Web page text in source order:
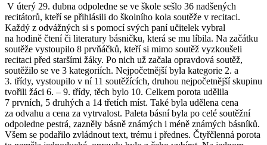
V úterý 29. dubna odpoledne se ve škole sešlo 36 nadšených
recitátorů, kteří se přihlásili do školního kola soutěže v recitaci.
Každý z odvážných si s pomocí svých paní učitelek vybral
na hodině čtení či literatury básničku, která se mu líbila. Na začátku
soutěže vystoupilo 8 prvňáčků, kteří si mimo soutěž vyzkoušeli
recitaci před staršími žáky. Po nich už začala opravdová soutěž,
soutěžilo se ve 3 kategoriích. Nejpočetnější byla kategorie 2. a
3. třídy, vystoupilo v ní 11 soutěžících, druhou nejpočetnější skupinu
tvořili žáci 6. – 9. třídy, těch bylo 10. Celkem porota udělila
7 prvních, 5 druhých a 14 třetích míst. Také byla udělena cena
za odvahu a cena za vytrvalost. Paleta básní byla po celé soutěžní
odpoledne pestrá, zazněly básně známých i méně známých básníků.
Všem se podařilo zvládnout text, trému i přednes. Čtyřčlenná porota